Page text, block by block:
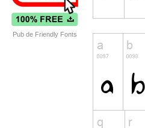
Pub de Friendly Fonts